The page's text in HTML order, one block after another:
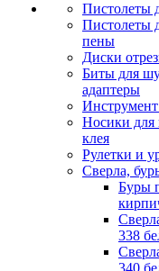
Пистолеты
Пистолеты
пены
Диски
Биты для
адаптеры
Носики для
клея
Рулетки и
Сверла,
Буры
338
340